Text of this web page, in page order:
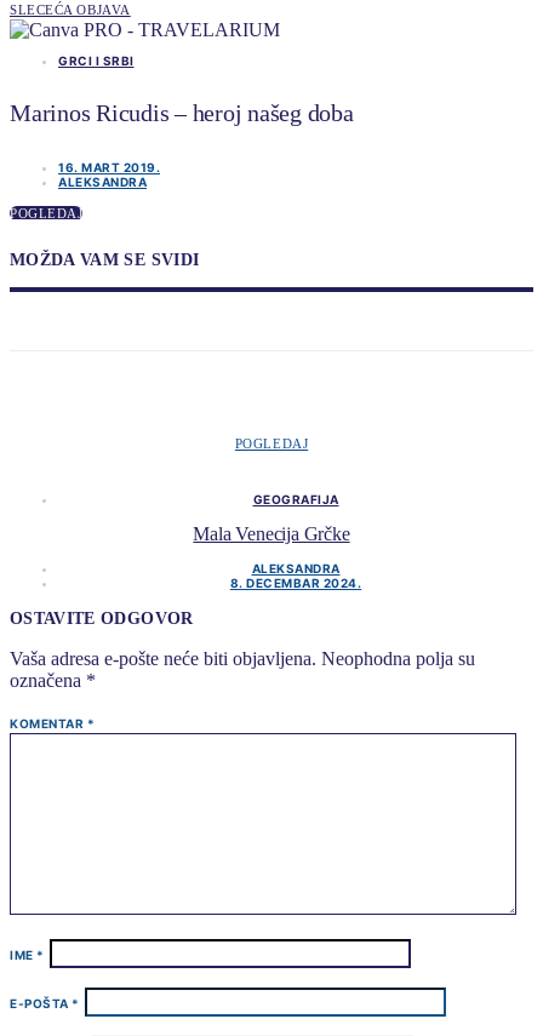
SLECEĆA OBJAVA
GRCI I SRBI
Marinos Ricudis – heroj našeg doba
16. MART 2019.
ALEKSANDRA
POGLEDAJ
MOŽDA VAM SE SVIDI
POGLEDAJ
GEOGRAFIJA
Mala Venecija Grčke
ALEKSANDRA
8. DECEMBAR 2024.
OSTAVITE ODGOVOR
Vaša adresa e-pošte neće biti objavljena. Neophodna polja su
označena *
KOMENTAR *
IME *
E-POŠTA *